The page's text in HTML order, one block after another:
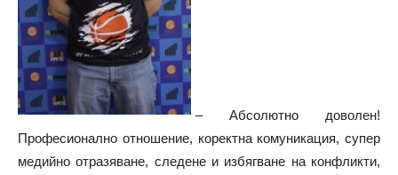
– Абсолютно доволен!
Професионално отношение, коректна комуникация, супер
медийно отразяване, следене и избягване на конфликти,